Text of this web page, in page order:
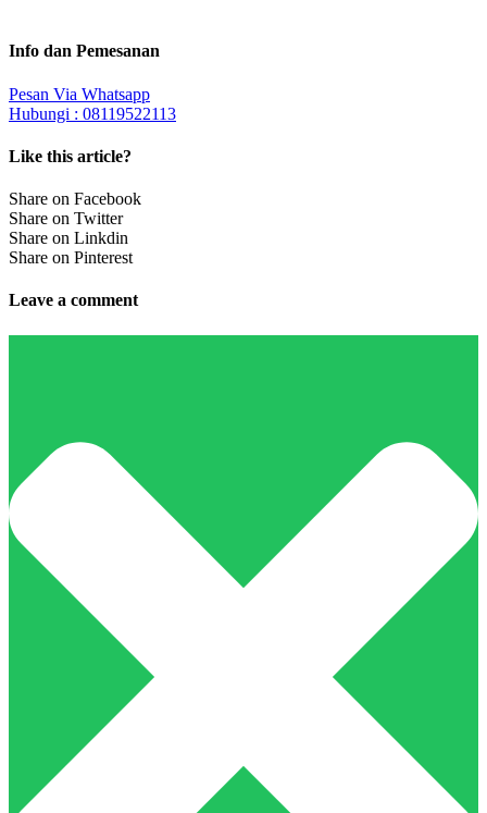
Info dan Pemesanan
Pesan Via Whatsapp
Hubungi : 08119522113
Like this article?
Share on Facebook
Share on Twitter
Share on Linkdin
Share on Pinterest
Leave a comment